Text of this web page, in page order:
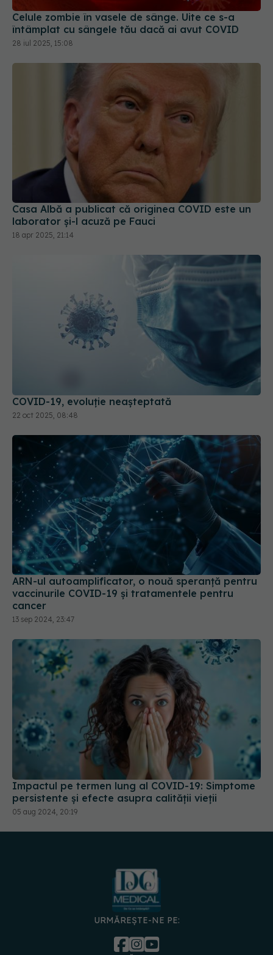
28 iul 2025, 15:08
Casa Albă a publicat că originea COVID este un
laborator și-l acuză pe Fauci
18 apr 2025, 21:14
ARN-ul autoamplificator, o nouă speranță pentru
vaccinurile COVID-19 și tratamentele pentru
cancer
13 sep 2024, 23:47
Impactul pe termen lung al COVID-19: Simptome
persistente și efecte asupra calității vieții
05 aug 2024, 20:19
URMĂREȘTE-NE PE: